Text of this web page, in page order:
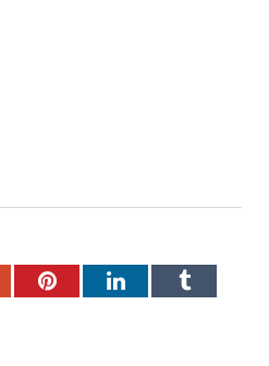
PinterestLinkedInTumblr